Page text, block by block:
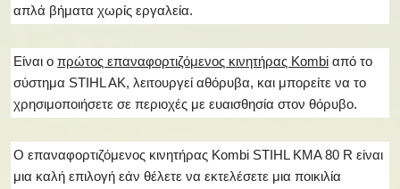
απλά βήματα χωρίς εργαλεία.
Είναι ο πρώτος επαναφορτιζόμενος κινητήρας Kombi από το
σύστημα STIHL AK, λειτουργεί αθόρυβα, και μπορείτε να το
χρησιμοποιήσετε σε περιοχές με ευαισθησία στον θόρυβο.
Ο επαναφορτιζόμενος κινητήρας Kombi STIHL KMA 80 R είναι
μια καλή επιλογή εάν θέλετε να εκτελέσετε μια ποικιλία